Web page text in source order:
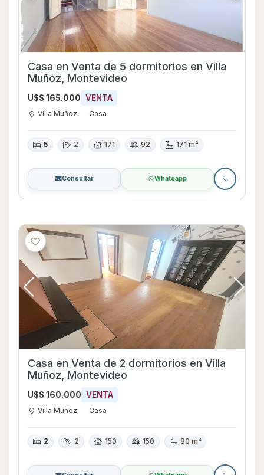
Casa en Venta de 5 dormitorios en Villa
Muñoz, Montevideo
U$S 165.000 VENTA
Villa Muñoz Casa
5 2 171 92 171 m²
Consultar Whatsapp
Casa en Venta de 2 dormitorios en Villa
Muñoz, Montevideo
U$S 160.000 VENTA
Villa Muñoz Casa
2 2 150 150 80 m²